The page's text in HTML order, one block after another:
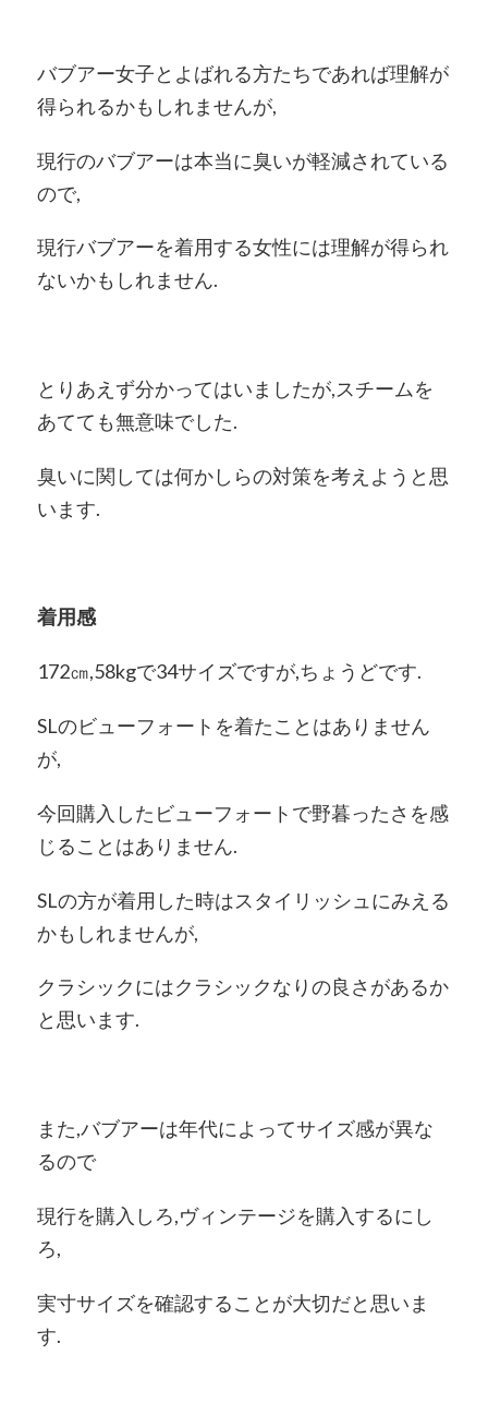
バブアー女子とよばれる方たちであれば理解が
得られるかもしれませんが,
現行のバブアーは本当に臭いが軽減されている
ので,
現行バブアーを着用する女性には理解が得られ
ないかもしれません.
とりあえず分かってはいましたが,スチームを
あてても無意味でした.
臭いに関しては何かしらの対策を考えようと思
います.
着用感
172㎝,58kgで34サイズですが,ちょうどです.
SLのビューフォートを着たことはありません
が,
今回購入したビューフォートで野暮ったさを感
じることはありません.
SLの方が着用した時はスタイリッシュにみえる
かもしれませんが,
クラシックにはクラシックなりの良さがあるか
と思います.
また,バブアーは年代によってサイズ感が異な
るので
現行を購入しろ,ヴィンテージを購入するにし
ろ,
実寸サイズを確認することが大切だと思いま
す.